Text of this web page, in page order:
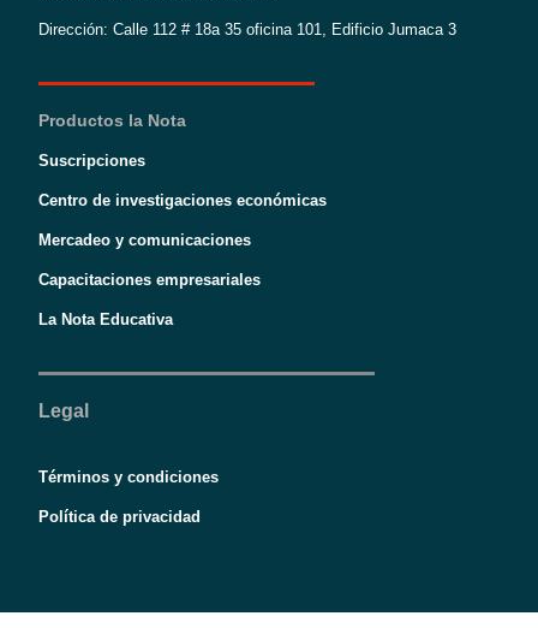
Dirección: Calle 112 # 18a 35 oficina 101, Edificio Jumaca 3
Productos la Nota
Suscripciones
Centro de investigaciones económicas
Mercadeo y comunicaciones
Capacitaciones empresariales
La Nota Educativa
Legal
Términos y condiciones
Política de privacidad